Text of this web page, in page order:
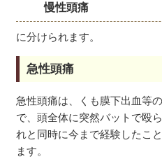
慢性頭痛
に分けられます。
急性頭痛
急性頭痛は、くも膜下出血等
で、頭全体に突然バットで殴
れと同時に今まで経験したこ
ます。